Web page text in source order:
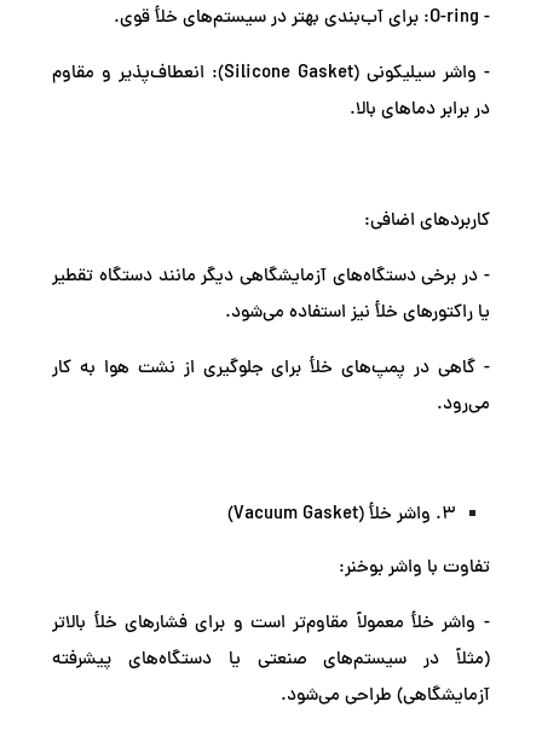
- O-ring: برای آب‌بندی بهتر در سیستم‌های خلأ قوی.
- واشر سیلیکونی (Silicone Gasket): انعطاف‌پذیر و مقاوم
در برابر دماهای بالا.
کاربردهای اضافی:
- در برخی دستگاه‌های آزمایشگاهی دیگر مانند دستگاه تقطیر
یا راکتورهای خلأ نیز استفاده می‌شود.
- گاهی در پمپ‌های خلأ برای جلوگیری از نشت هوا به کار
می‌رود.
3. واشر خلأ (Vacuum Gasket)
تفاوت با واشر بوخنر:
- واشر خلأ معمولاً مقاوم‌تر است و برای فشارهای خلأ بالاتر
(مثلاً در سیستم‌های صنعتی یا دستگاه‌های پیشرفته
آزمایشگاهی) طراحی می‌شود.